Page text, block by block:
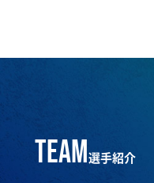
team選手紹介